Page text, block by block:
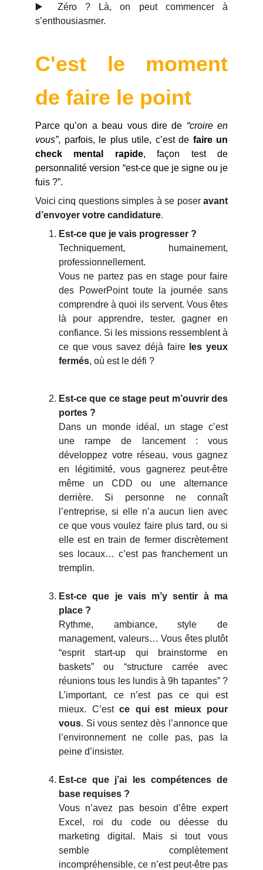
▶️ Zéro ? Là, on peut commencer à
s’enthousiasmer.
C'est le moment
de faire le point
Parce qu’on a beau vous dire de “croire en
vous”, parfois, le plus utile, c’est de faire un
check mental rapide, façon test de
personnalité version “est-ce que je signe ou je
fuis ?”.
Voici cinq questions simples à se poser avant
d’envoyer votre candidature.
Est-ce que je vais progresser ?
Techniquement, humainement,
professionnellement.
Vous ne partez pas en stage pour faire
des PowerPoint toute la journée sans
comprendre à quoi ils servent. Vous êtes
là pour apprendre, tester, gagner en
confiance. Si les missions ressemblent à
ce que vous savez déjà faire les yeux
fermés, où est le défi ?
Est-ce que ce stage peut m’ouvrir des
portes ?
Dans un monde idéal, un stage c’est
une rampe de lancement : vous
développez votre réseau, vous gagnez
en légitimité, vous gagnerez peut-être
même un CDD ou une alternance
derrière. Si personne ne connaît
l’entreprise, si elle n’a aucun lien avec
ce que vous voulez faire plus tard, ou si
elle est en train de fermer discrètement
ses locaux… c’est pas franchement un
tremplin.
Est-ce que je vais m’y sentir à ma
place ?
Rythme, ambiance, style de
management, valeurs… Vous êtes plutôt
“esprit start-up qui brainstorme en
baskets” ou “structure carrée avec
réunions tous les lundis à 9h tapantes” ?
L’important, ce n’est pas ce qui est
mieux. C’est ce qui est mieux pour
vous. Si vous sentez dès l’annonce que
l’environnement ne colle pas, pas la
peine d’insister.
Est-ce que j’ai les compétences de
base requises ?
Vous n’avez pas besoin d’être expert
Excel, roi du code ou déesse du
marketing digital. Mais si tout vous
semble complètement
incompréhensible, ce n’est peut-être pas